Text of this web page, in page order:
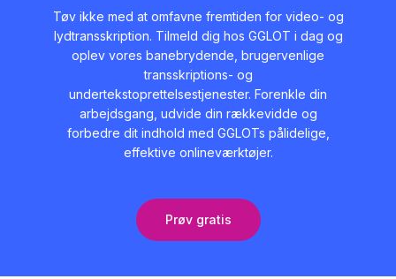
Tøv ikke med at omfavne fremtiden for video- og
lydtransskription. Tilmeld dig hos GGLOT i dag og
oplev vores banebrydende, brugervenlige
transskriptions- og
undertekstoprettelsestjenester. Forenkle din
arbejdsgang, udvide din rækkevidde og
forbedre dit indhold med GGLOTs pålidelige,
effektive onlineværktøjer.
Prøv gratis